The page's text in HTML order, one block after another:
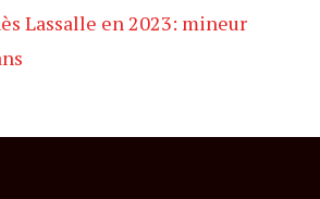
Lassalle en 2023: mineur